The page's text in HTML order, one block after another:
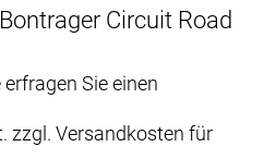
Circuit Road
Sie einen
zzgl. Versandkosten für